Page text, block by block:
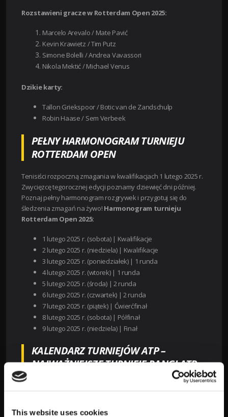
This website uses cookies
Rozstawieni gracze w Rotterdam Open 2025:
Marcelo Arevalo / Mate Pavić
Kevin Krawietz / Tim Putz
Simone Bolelli / Andrea Vavassori
Nikola Mektić / Michael Venus
Dzikie karty:
Tallon Griekspoor / Botic van de Zandschulp
Robin Haase / Sem Verbeek
PEŁNY HARMONOGRAM TURNIEJU
ROTTERDAM OPEN
Tenisiści rozpoczną zmagania w kwalifikacjach 1 lutego 2025 r.
Zwycięzcę tegorocznej edycji poznamy dziewięć dni później.
Poznaj pełny harmonogram rozgrywek i przygotuj się do
śledzenia zmagań na żywo! Harmonogram turnieju
Rotterdam Open 2025:
1 lutego 2025 r. (sobota) | Kwalifikacje
2 lutego 2025 r. (niedziela) | Kwalifikacje
3 lutego 2025 r. (poniedziałek) | 1 runda
4 lutego 2025 r. (wtorek) | 1 runda
5 lutego 2025 r. (środa) | 2 runda
6 lutego 2025 r. (czwartek) | 2 runda
7 lutego 2025 r. (piątek) | Ćwierćfinał
8 lutego 2025 r. (sobota) | Półfinał
9 lutego 2025 r. (niedziela) | Finał
KALENDARZ TURNIEJÓW ATP –
NAJWAŻNIEJSZE TURNIEJE RANGI ATP
też turniej na cegle ATP 250 Cordoba Open oraz Open 13.